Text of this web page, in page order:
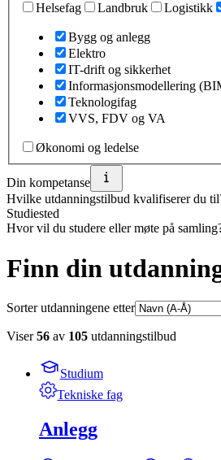
Helsefag Landbruk Logistikk
Bygg og anlegg
Elektro
IT-drift og sikkerhet
Informasjonsmodellering
Teknologifag
VVS, FDV og VA
Økonomi og ledelse
Din kompetanse
Hvilke utdanningstilbud kvalifiserer du
Studiested
Hvor vil du studere eller møte på
Finn din
Sorter utdanningene etter
Viser 56 av 105 utdanningstilbud
Studium
Tekniske fag
Anlegg